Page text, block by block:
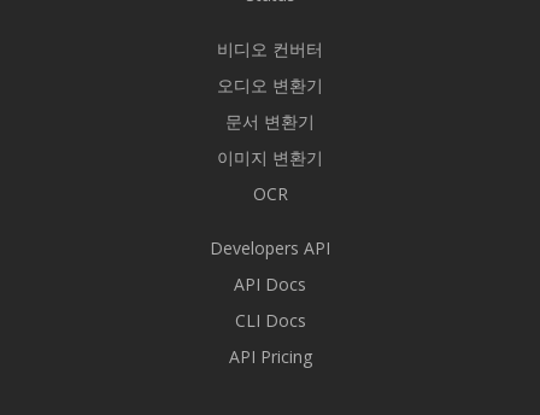
비디오 컨버터
오디오 변환기
문서 변환기
이미지 변환기
OCR
Developers API
API Docs
CLI Docs
API Pricing